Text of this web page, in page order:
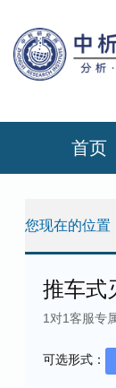
首页
您现在的位置
推车式
1对1客服专
可选形式：